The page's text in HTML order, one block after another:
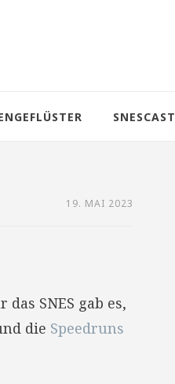
SNESCAST
19. MAI 2023
SNES gab es,
die Speedruns